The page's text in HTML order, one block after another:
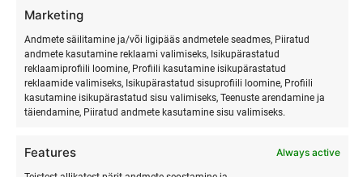
Marketing
Andmete säilitamine ja/või ligipääs andmetele seadmes, Piiratud
andmete kasutamine reklaami valimiseks, Isikupärastatud
reklaamiprofiili loomine, Profiili kasutamine isikupärastatud
reklaamide valimiseks, Isikupärastatud sisuprofiili loomine, Profiili
kasutamine isikupärastatud sisu valimiseks, Teenuste arendamine ja
täiendamine, Piiratud andmete kasutamine sisu valimiseks.
Features Always active
SURFMASTER
Ranna Surfiküla
+372 566 86 766
info@surfmaster.ee